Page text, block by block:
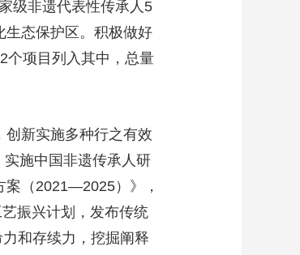
级非遗代表性传承人5
生态保护区。积极做好
个项目列入其中，总量
新实施多种行之有效
实施中国非遗传承人研
案（2021—2025）》，
振兴计划，发布传统
和存续力，挖掘阐释